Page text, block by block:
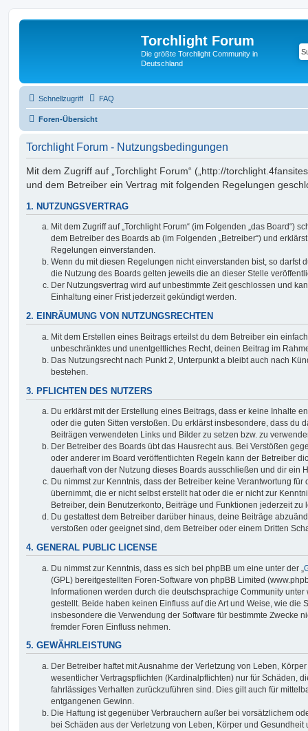
Torchlight Forum
Die größte Torchlight Community in
Deutschland
Schnellzugriff FAQ
Foren-Übersicht
Torchlight Forum - Nutzungsbedingungen
Mit dem Zugriff auf „Torchlight Forum“ („http://
und dem Betreiber ein Vertrag mit folgenden Regelungen
1. NUTZUNGSVERTRAG
Mit dem Zugriff auf „Torchlight Forum“ (im Folgenden „das Board“)
dem Betreiber des Boards ab (im Folgenden „Betreiber“) und
Regelungen einverstanden.
Wenn du mit diesen Regelungen nicht einverstanden bist, so darfst
die Nutzung des Boards gelten jeweils die an dieser Stelle
Der Nutzungsvertrag wird auf unbestimmte Zeit geschlossen und
Einhaltung einer Frist jederzeit gekündigt werden.
2. EINRÄUMUNG VON NUTZUNGSRECHTEN
Mit dem Erstellen eines Beitrags erteilst du dem Betreiber ein
unbeschränktes und unentgeltliches Recht, deinen Beitrag im
Das Nutzungsrecht nach Punkt 2, Unterpunkt a bleibt auch nach
bestehen.
3. PFLICHTEN DES NUTZERS
Du erklärst mit der Erstellung eines Beitrags, dass er keine Inhalte
oder die guten Sitten verstoßen. Du erklärst insbesondere, dass du
Beiträgen verwendeten Links und Bilder zu setzen bzw. zu
Der Betreiber des Boards übt das Hausrecht aus. Bei Verstößen
oder anderer im Board veröffentlichten Regeln kann der Betreiber
dauerhaft von der Nutzung dieses Boards ausschließen und dir ein
Du nimmst zur Kenntnis, dass der Betreiber keine Verantwortung für
übernimmt, die er nicht selbst erstellt hat oder die er nicht zur
Betreiber, dein Benutzerkonto, Beiträge und Funktionen jederzeit zu
Du gestattest dem Betreiber darüber hinaus, deine Beiträge
verstoßen oder geeignet sind, dem Betreiber oder einem Dritten
4. GENERAL PUBLIC LICENSE
Du nimmst zur Kenntnis, dass es sich bei phpBB um eine unter der „
(GPL) bereitgestellten Foren-Software von phpBB Limited
Informationen werden durch die deutschsprachige Community unter
gestellt. Beide haben keinen Einfluss auf die Art und Weise, wie die
insbesondere die Verwendung der Software für bestimmte Zwecke
fremder Foren Einfluss nehmen.
5. GEWÄHRLEISTUNG
Der Betreiber haftet mit Ausnahme der Verletzung von Leben,
wesentlicher Vertragspflichten (Kardinalpflichten) nur für Schäden,
fahrlässiges Verhalten zurückzuführen sind. Dies gilt auch für
entgangenen Gewinn.
Die Haftung ist gegenüber Verbrauchern außer bei vorsätzlichem
bei Schäden aus der Verletzung von Leben, Körper und